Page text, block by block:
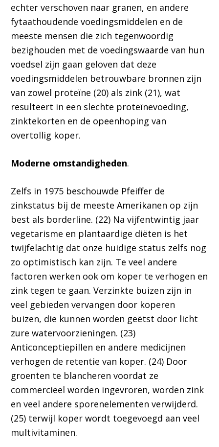
echter verschoven naar granen, en andere
fytaathoudende voedingsmiddelen en de
meeste mensen die zich tegenwoordig
bezighouden met de voedingswaarde van hun
voedsel zijn gaan geloven dat deze
voedingsmiddelen betrouwbare bronnen zijn
van zowel proteïne (20) als zink (21), wat
resulteert in een slechte proteïnevoeding,
zinktekorten en de opeenhoping van
overtollig koper.
Moderne omstandigheden.
Zelfs in 1975 beschouwde Pfeiffer de
zinkstatus bij de meeste Amerikanen op zijn
best als borderline. (22) Na vijfentwintig jaar
vegetarisme en plantaardige diëten is het
twijfelachtig dat onze huidige status zelfs nog
zo optimistisch kan zijn. Te veel andere
factoren werken ook om koper te verhogen en
zink tegen te gaan. Verzinkte buizen zijn in
veel gebieden vervangen door koperen
buizen, die kunnen worden geëtst door licht
zure watervoorzieningen. (23)
Anticonceptiepillen en andere medicijnen
verhogen de retentie van koper. (24) Door
groenten te blancheren voordat ze
commercieel worden ingevroren, worden zink
en veel andere sporenelementen verwijderd.
(25) terwijl koper wordt toegevoegd aan veel
multivitaminen.